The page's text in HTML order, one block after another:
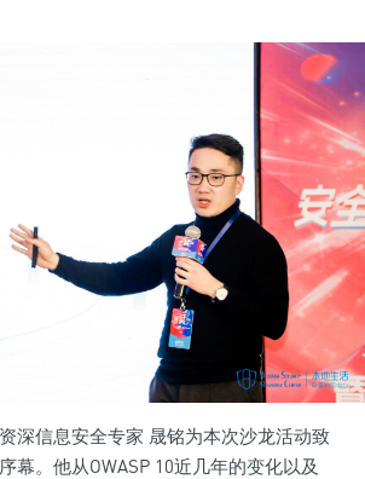
深信息安全专家 晟铭为本次沙龙活动致
幕。他从OWASP 10近几年的变化以及